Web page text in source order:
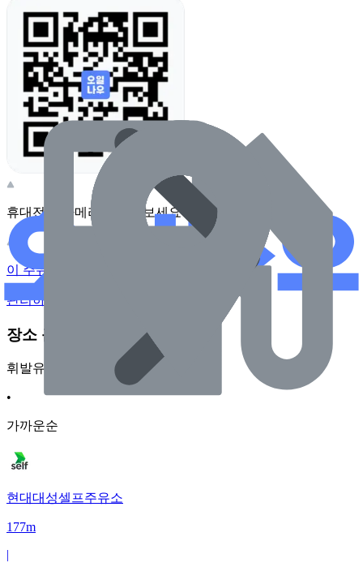
휴대전화 카메라로 찍어보세요
이 주유소의 사장님이신가요?
관리하기
장소 근처 주유소
휘발유
•
가까운순
현대대성셀프주유소
177m
|